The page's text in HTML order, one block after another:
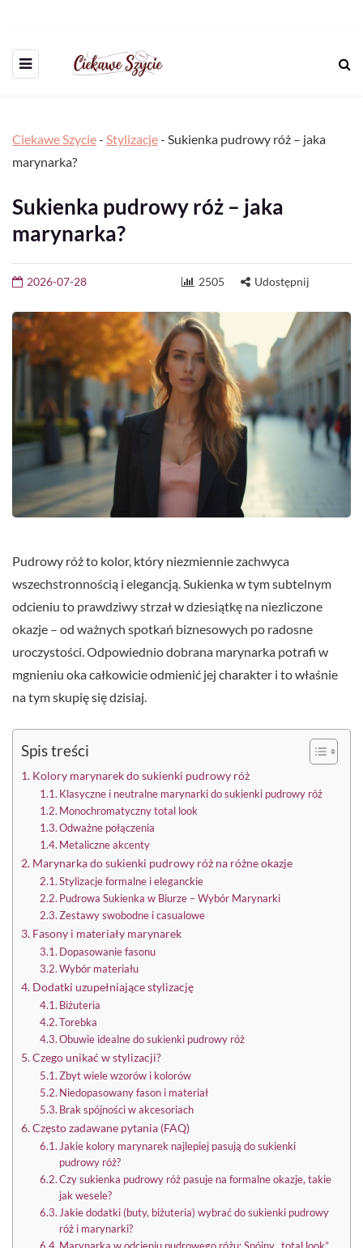
Ciekawe Szycie- Stylizacje- Sukienka pudrowy róż – jaka
marynarka?
Sukienka pudrowy róż – jaka
marynarka?
2026-07-28 2505 Udostępnij
Pudrowy róż to kolor, który niezmiennie zachwyca
wszechstronnością i elegancją. Sukienka w tym subtelnym
odcieniu to prawdziwy strzał w dziesiątkę na niezliczone
okazje – od ważnych spotkań biznesowych po radosne
uroczystości. Odpowiednio dobrana marynarka potrafi w
mgnieniu oka całkowicie odmienić jej charakter i to właśnie
na tym skupię się dzisiaj.
Spis treści
Kolory marynarek do sukienki pudrowy róż
Klasyczne i neutralne marynarki do sukienki pudrowy róż
Monochromatyczny total look
Odważne połączenia
Metaliczne akcenty
Marynarka do sukienki pudrowy róż na różne okazje
Stylizacje formalne i eleganckie
Pudrowa Sukienka w Biurze – Wybór Marynarki
Zestawy swobodne i casualowe
Fasony i materiały marynarek
Dopasowanie fasonu
Wybór materiału
Dodatki uzupełniające stylizację
Biżuteria
Torebka
Obuwie idealne do sukienki pudrowy róż
Czego unikać w stylizacji?
Zbyt wiele wzorów i kolorów
Niedopasowany fason i materiał
Brak spójności w akcesoriach
Często zadawane pytania (FAQ)
Jakie kolory marynarek najlepiej pasują do sukienki
pudrowy róż?
Czy sukienka pudrowy róż pasuje na formalne okazje, takie
jak wesele?
Jakie dodatki (buty, biżuteria) wybrać do sukienki pudrowy
róż i marynarki?